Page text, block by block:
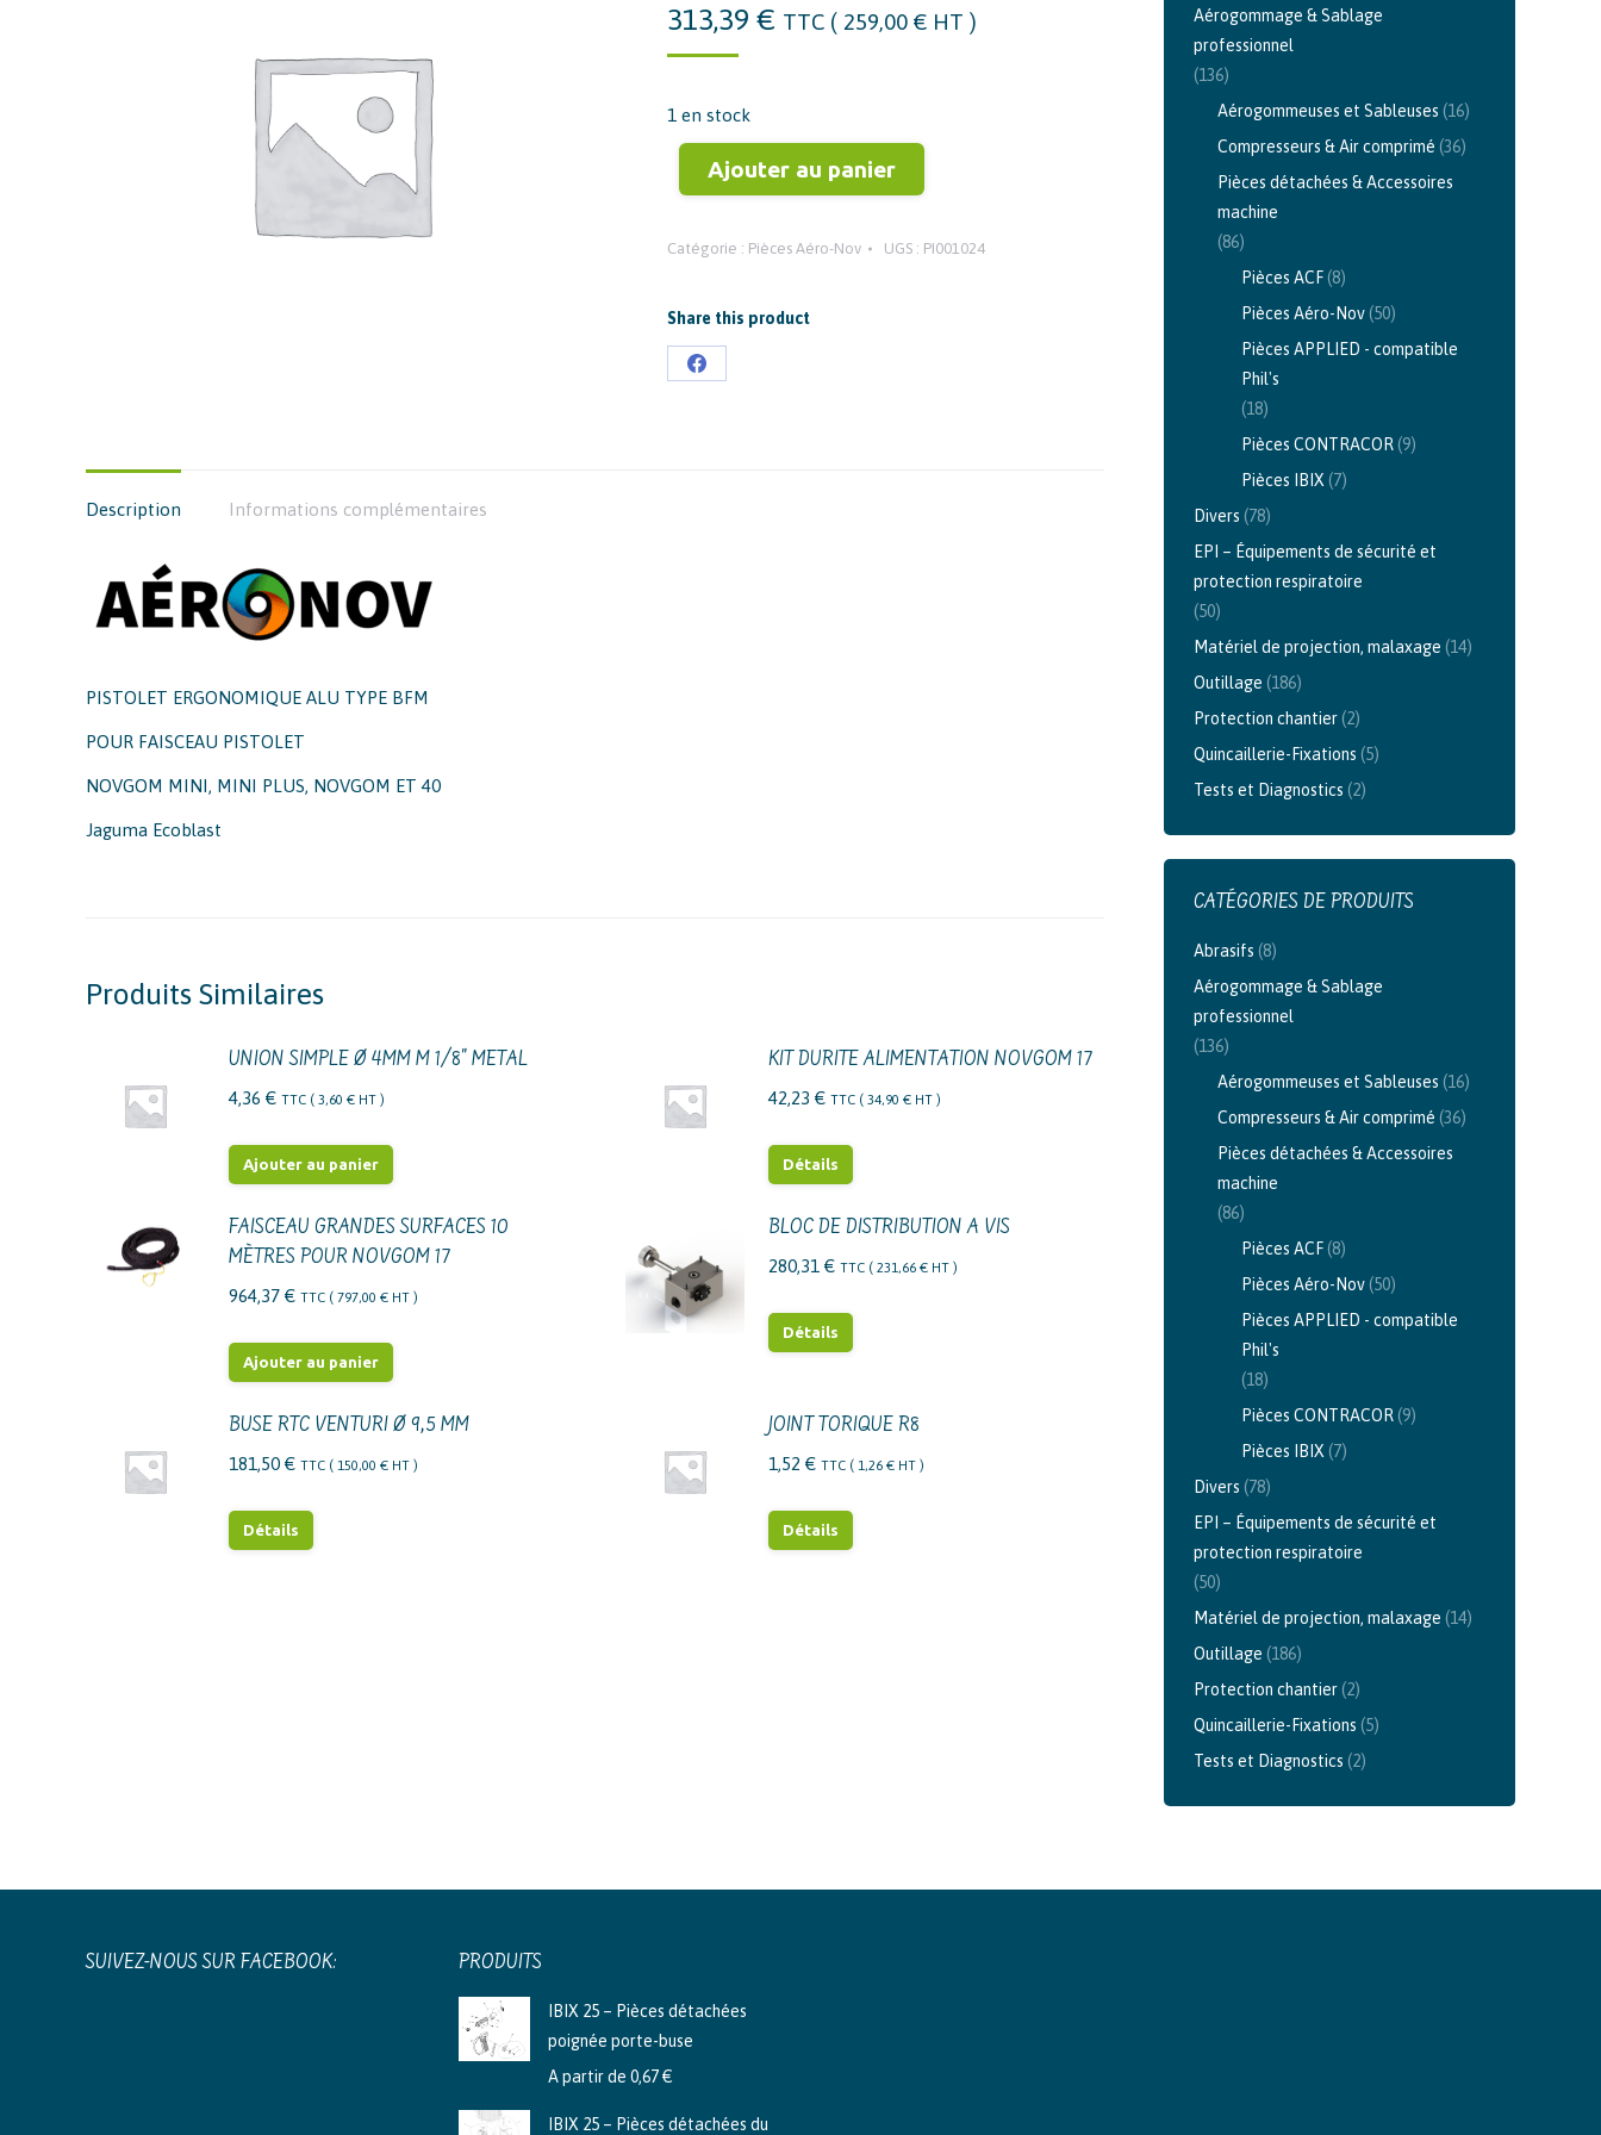
313,39 € TTC ( 259,00 €HT )
1 en stock
Ajouter au panier
Catégorie : Pièces Aéro-Nov UGS : PI001024
Share this product
Partager
Description Informations complémentaires
PISTOLET ERGONOMIQUE ALU TYPE BFM
POUR FAISCEAU PISTOLET
NOVGOM MINI, MINI PLUS, NOVGOM ET 40
Jaguma Ecoblast
Produits Similaires
UNION SIMPLE Ø 4MM M 1/8" METAL
4,36 € TTC ( 3,60 € HT )
Ajouter au panier
KIT DURITE ALIMENTATION NOVGOM 17
42,23 € TTC ( 34,90 €HT )
Détails
FAISCEAU GRANDES SURFACES 10
MÈTRES POUR NOVGOM 17
964,37 € TTC ( 797,00 € HT )
Ajouter au panier
BLOC DE DISTRIBUTION A VIS
280,31 € TTC ( 231,66 €HT )
Détails
BUSE RTC VENTURI Ø 9,5 MM
181,50 € TTC ( 150,00 € HT )
Détails
JOINT TORIQUE R8
1,52 € TTC ( 1,26 €HT )
Détails
Aérogommage & Sablage
professionnel
(136)
Aérogommeuses et Sableuses (16)
Compresseurs & Air comprimé (36)
Pièces détachées & Accessoires
machine
(86)
Pièces ACF(8)
Pièces Aéro-Nov(50)
Pièces APPLIED - compatible
Phil's
(18)
Pièces CONTRACOR(9)
Pièces IBIX (7)
Divers (78)
EPI – Équipements de sécurité et
protection respiratoire
(50)
Matériel de projection, malaxage (14)
Outillage (186)
Protection chantier(2)
Quincaillerie-Fixations (5)
Tests et Diagnostics (2)
CATÉGORIES DE PRODUITS
Abrasifs (8)
Aérogommage & Sablage
professionnel
(136)
Aérogommeuses et Sableuses (16)
Compresseurs & Air comprimé (36)
Pièces détachées & Accessoires
machine
(86)
Pièces ACF(8)
Pièces Aéro-Nov(50)
Pièces APPLIED - compatible
Phil's
(18)
Pièces CONTRACOR(9)
Pièces IBIX (7)
Divers (78)
EPI – Équipements de sécurité et
protection respiratoire
(50)
Matériel de projection, malaxage (14)
Outillage (186)
Protection chantier(2)
Quincaillerie-Fixations (5)
Tests et Diagnostics (2)
SUIVEZ-NOUS SUR FACEBOOK: PRODUITS
IBIX 25 – Pièces détachées
poignée porte-buse
A partir de 0,67€
IBIX 25 – Pièces détachées du